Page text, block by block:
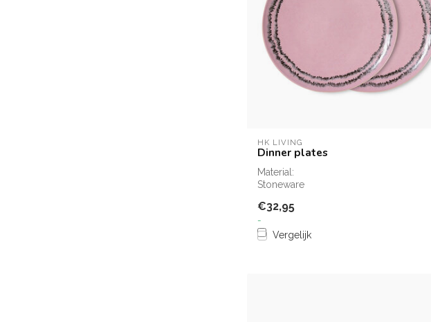
HK LIVING
Dinner plates
Material:
Stoneware
€32,95
-
Vergelijk